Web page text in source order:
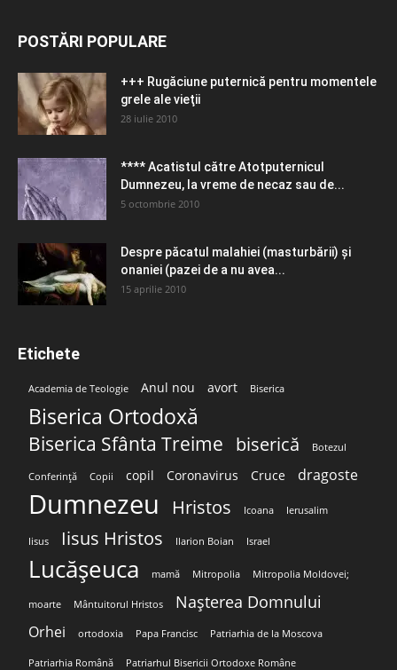
POSTĂRI POPULARE
+++ Rugăciune puternică pentru momentele
grele ale vieţii
28 iulie 2010
**** Acatistul către Atotputernicul
Dumnezeu, la vreme de necaz sau de...
5 octombrie 2010
Despre păcatul malahiei (masturbării) şi
onaniei (pazei de a nu avea...
15 aprilie 2010
Etichete
Academia de Teologie Anul nou avort Biserica
Biserica Ortodoxă
Biserica Sfânta Treime biserică Botezul
Conferință Copii copil Coronavirus Cruce dragoste
Dumnezeu Hristos Icoana Ierusalim
Iisus Iisus Hristos Ilarion Boian Israel
Lucășeuca mamă Mitropolia Mitropolia Moldovei;
moarte Mântuitorul Hristos Nașterea Domnului
Orhei ortodoxia Papa Francisc Patriarhia de la Moscova
Patriarhia Română Patriarhul Bisericii Ortodoxe Române